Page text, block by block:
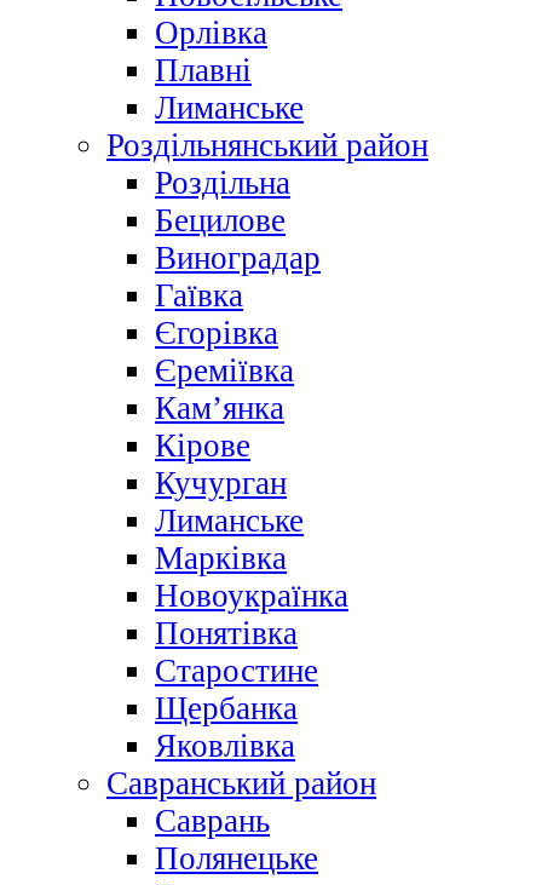
Орлівка
Плавні
Лиманське
Роздільнянський район
Роздільна
Бецилове
Виноградар
Гаївка
Єгорівка
Єреміївка
Кам’янка
Кірове
Кучурган
Лиманське
Марківка
Новоукраїнка
Понятівка
Старостине
Щербанка
Яковлівка
Савранський район
Саврань
Полянецьке